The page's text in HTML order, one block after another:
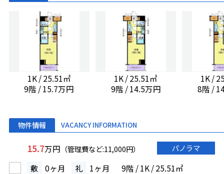
1K / 25.51㎡
9階 / 15.7万円
1K / 25.51㎡
9階 / 14.5万円
1K /
8階 /
物件情報 VACANCY INFORMATION
15.7万円 （管理費など:11,000円） パノラマ
敷 0ヶ月 礼 1ヶ月 9階 / 1K / 25.51㎡